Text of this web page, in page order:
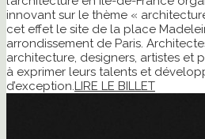
innovant sur le thème «
cet effet le site de la place
arrondissement de Paris.
architecture, designers, artistes et
à exprimer leurs talents et
d’exception.LIRE LE BILLET